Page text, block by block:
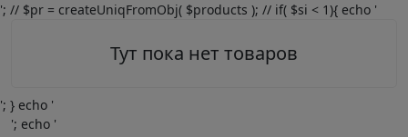
'; // $pr = createUniqFromObj( $products ); // if( $si < 1){ echo '
Тут пока нет товаров
'; } echo '
'; echo '